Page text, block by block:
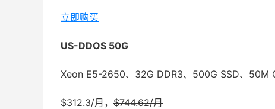
立即购买
US-DDOS 50G
Xeon E5-2650、32G DDR3、500G SSD、50M
$312.3/月， $744.62/月